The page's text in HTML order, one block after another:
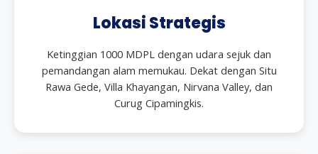
Lokasi Strategis
Ketinggian 1000 MDPL dengan udara sejuk dan
pemandangan alam memukau. Dekat dengan Situ
Rawa Gede, Villa Khayangan, Nirvana Valley, dan
Curug Cipamingkis.